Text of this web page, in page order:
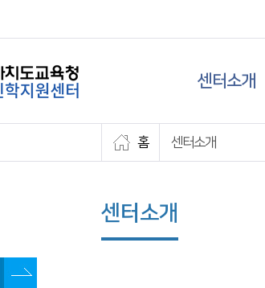
센터소개
센터 소개
홈 센터소개
센터소개